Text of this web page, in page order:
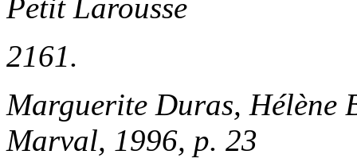
Petit Larousse
2161.
Marguerite Duras, Hélène
Marval, 1996, p. 23